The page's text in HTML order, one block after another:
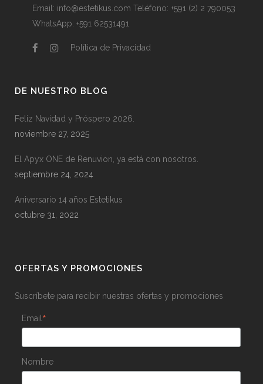
Email: info@estetikus.com Teléfono: +591 (2) 2 790053
WhatsApp: +591 62531491
Política de Privacidad
DE NUESTRO BLOG
Feliz Navidad y Próspero 2026.
noviembre 27, 2025
El Apyx ONE de Renuvion, ya está con nosotros.
septiembre 24, 2024
Aniversario 14 años Estetikus
octubre 31, 2022
OFERTAS Y PROMOCIONES
Suscríbete para recibir nuestras ofertas y promociones
Email*
Nombre